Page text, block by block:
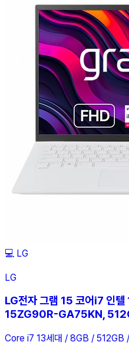
💻 LG
LG
LG전자 그램 15 코어i7 인텔
15ZG90R-GA75KN,
Core i7 13세대 / 8GB / 512GB